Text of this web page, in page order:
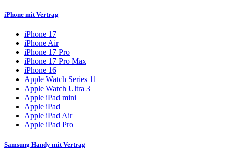
iPhone mit Vertrag
iPhone 17
iPhone Air
iPhone 17 Pro
iPhone 17 Pro Max
iPhone 16
Apple Watch Series 11
Apple Watch Ultra 3
Apple iPad mini
Apple iPad
Apple iPad Air
Apple iPad Pro
Samsung Handy mit Vertrag